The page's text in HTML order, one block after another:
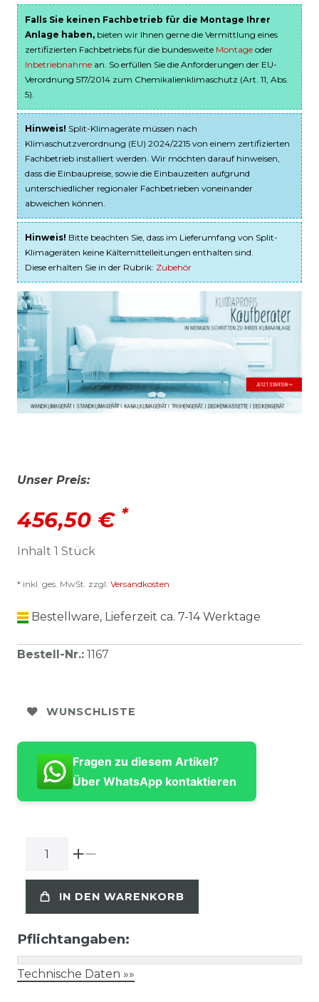
Falls Sie keinen Fachbetrieb für die Montage Ihrer
Anlage haben, bieten wir Ihnen gerne die Vermittlung eines
zertifizierten Fachbetriebs für die bundesweite Montage oder
Inbetriebnahme an. So erfüllen Sie die Anforderungen der EU-
Verordnung 517/2014 zum Chemikalienklimaschutz (Art. 11, Abs.
5).
Hinweis! Split-Klimageräte müssen nach
Klimaschutzverordnung (EU) 2024/2215 von einem zertifizierten
Fachbetrieb installiert werden. Wir möchten darauf hinweisen,
dass die Einbaupreise, sowie die Einbauzeiten aufgrund
unterschiedlicher regionaler Fachbetrieben voneinander
abweichen können.
Hinweis! Bitte beachten Sie, dass im Lieferumfang von Split-
Klimageräten keine Kältemittelleitungen enthalten sind.
Diese erhalten Sie in der Rubrik: Zubehör
Unser Preis:
456,50 € *
Inhalt 1 Stück
* inkl. ges. MwSt. zzgl. Versandkosten
Bestellware, Lieferzeit ca. 7-14 Werktage
Bestell-Nr.: 1167
WUNSCHLISTE
Fragen zu diesem Artikel?
Über WhatsApp kontaktieren
IN DEN WARENKORB
Pflichtangaben:
Technische Daten »»